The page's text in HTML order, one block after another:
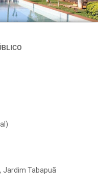
Jardim Tabapuã